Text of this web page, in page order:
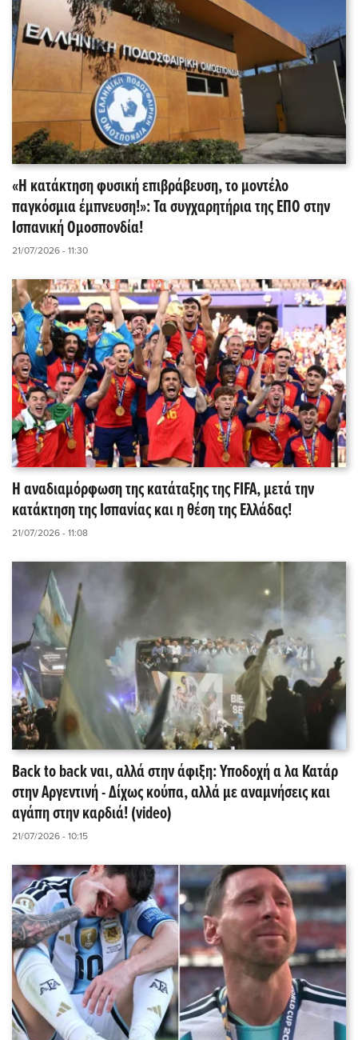
«Η κατάκτηση φυσική επιβράβευση, το μοντέλο
παγκόσμια έμπνευση!»: Τα συγχαρητήρια της ΕΠΟ στην
Ισπανική Ομοσπονδία!
21/07/2026 - 11:30
Η αναδιαμόρφωση της κατάταξης της FIFA, μετά την
κατάκτηση της Ισπανίας και η θέση της Ελλάδας!
21/07/2026 - 11:08
Back to back ναι, αλλά στην άφιξη: Υποδοχή α λα Κατάρ
στην Αργεντινή - Δίχως κούπα, αλλά με αναμνήσεις και
αγάπη στην καρδιά! (video)
21/07/2026 - 10:15